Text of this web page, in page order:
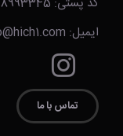
ایمیل: info@hich1.com
تماس با ما